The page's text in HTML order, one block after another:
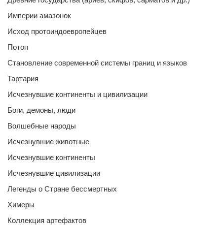
Империи амазонок
Исход протоиндоевропейцев
Потоп
Становление современной системы границ и языков
Тартария
Исчезнувшие континенты и цивилизации
Боги, демоны, люди
Волшебные народы
Исчезнувшие животные
Исчезнувшие континенты
Исчезнувшие цивилизации
Легенды о Стране бессмертных
Химеры
Коллекция артефактов